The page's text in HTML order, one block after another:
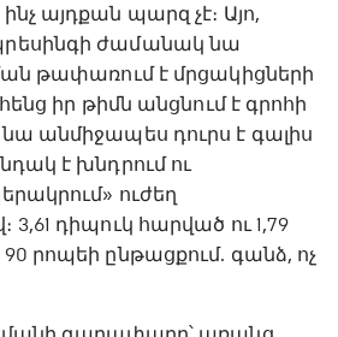
այդքան պարզ չէ։ Այո,
ժամանակ նա
թափառում է մրցակիցների
իր թիմն անցնում է գրոհի
անմիջապես դուրս է գալիս
է խնդրում ու
ուժեղ
3,61 դիպուկ հարված ու 1,79
րոպեի ընթացքում. գանձ, ոչ